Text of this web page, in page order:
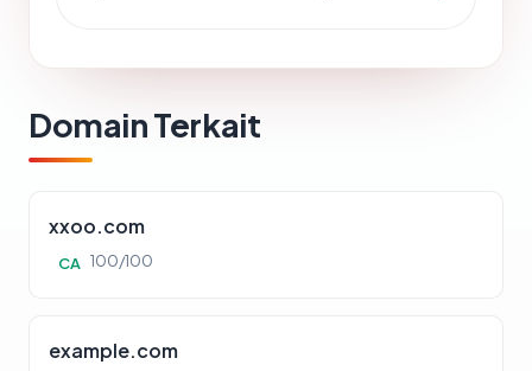
Domain Terkait
xxoo.com
CA 100/100
example.com